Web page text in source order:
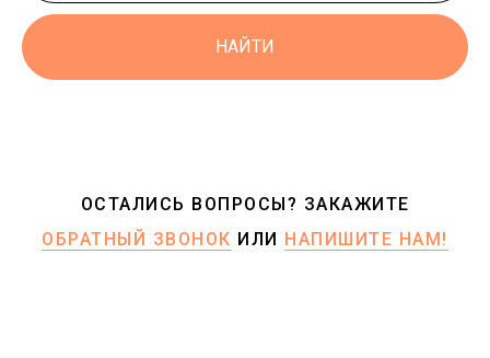
НАЙТИ
ОСТАЛИСЬ ВОПРОСЫ? ЗАКАЖИТЕ
ОБРАТНЫЙ ЗВОНОК ИЛИ НАПИШИТЕ НАМ!